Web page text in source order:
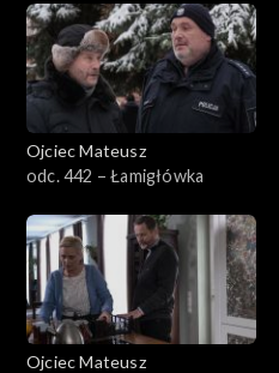
Sezon 27
Sezon 26
Sezon 25
Sezon 24
Sezon 23
Sezon 22
Ojciec Mateusz
odc. 442 – Łamigłówka
Ojciec Mateusz